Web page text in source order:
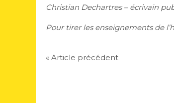
Christian Dechartres – écrivain
Pour tirer les enseignements de
« Article précédent